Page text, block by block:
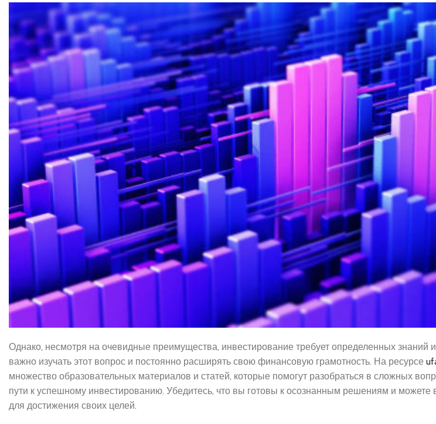
Однако, несмотря на очевидные преимущества, инвестирование требует определенных знаний
важно изучать этот вопрос и постоянно расширять свою финансовую грамотность. На ресурсе
множество образовательных материалов и статей, которые помогут разобраться в сложных
пути к успешному инвестированию. Убедитесь, что вы готовы к осознанным решениям и можете
для достижения своих целей.